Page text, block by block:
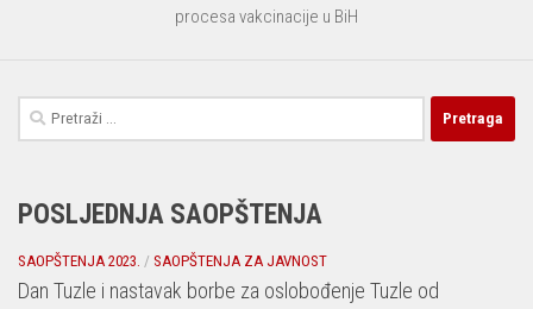
procesa vakcinacije u BiH
Pretraga:
POSLJEDNJA SAOPŠTENJA
SAOPŠTENJA 2023. / SAOPŠTENJA ZA JAVNOST
Dan Tuzle i nastavak borbe za oslobođenje Tuzle od